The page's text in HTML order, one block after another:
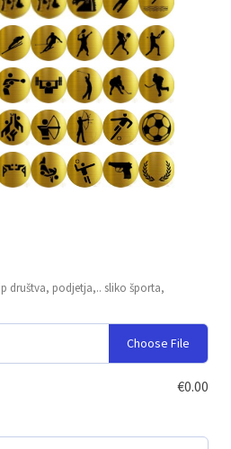
društva, podjetja,.. sliko športa,
Choose File
€0.00